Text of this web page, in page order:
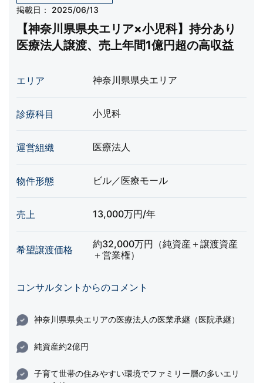
掲載日：
2025/06/13
【神奈川県県央エリア×小児科】持分あり
医療法人譲渡、売上年間1億円超の高収益
エリア 神奈川県県央エリア
診療科目 小児科
運営組織 医療法人
物件形態 ビル／医療モール
売上 13,000万円/年
希望譲渡価格
約32,000万円（純資産＋譲渡資産
＋営業権）
コンサルタントからのコメント
神奈川県県央エリアの医療法人の医業承継（医院承継）
純資産約2億円
子育て世帯の住みやすい環境でファミリー層の多いエリ